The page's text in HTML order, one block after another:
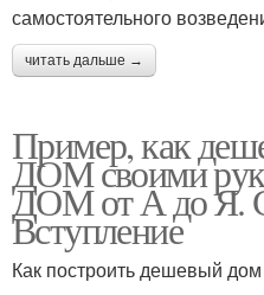
самостоятельного
читать дальше →
Пример, как
ДОМ своими
ДОМ от А до Я.
Вступление
Как построить дешевый